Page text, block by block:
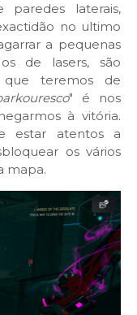
paredes laterais,
no ultimo
a pequenas
de lasers, são
que teremos de
" é nos
à vitória.
estar atentos a
os vários
mapa.